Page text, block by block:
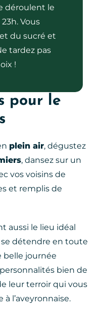
déroulent le
Vous
du sucré et
tardez pas
!
pour le
plein air, dégustez
, dansez sur un
vos voisins de
et remplis de
aussi le lieu idéal
détendre en toute
belle journée
bien de
leur terroir qui vous
l’aveyronnaise.